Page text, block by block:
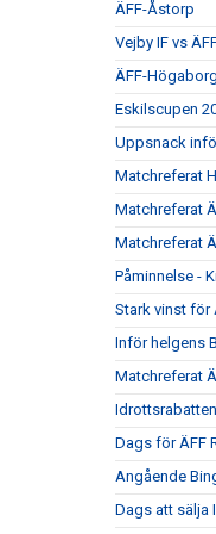
ÄFF-Åstorp
Vejby IF vs
ÄFF-
Eskilscupen
Uppsnack
Matchreferat
Matchreferat
Matchreferat
Påminnelse -
Stark vinst för
Inför helgens
Matchreferat
Dags för ÄFF
Angående
Dags att sälja